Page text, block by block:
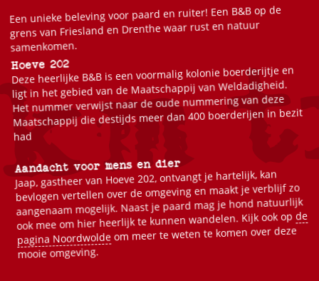
Een unieke beleving voor paard en ruiter! Een B&B op de
grens van Friesland en Drenthe waar rust en natuur
samenkomen.
Hoeve 202
Deze heerlijke B&B is een voormalig kolonie boerderijtje en
ligt in het gebied van de Maatschappij van Weldadigheid.
Het nummer verwijst naar de oude nummering van deze
Maatschappij die destijds meer dan 400 boerderijen in bezit
had
Aandacht voor mens en dier
Jaap, gastheer van Hoeve 202, ontvangt je hartelijk, kan
bevlogen vertellen over de omgeving en maakt je verblijf zo
aangenaam mogelijk. Naast je paard mag je hond natuurlijk
ook mee om hier heerlijk te kunnen wandelen. Kijk ook opde
pagina Noordwoldeom meer te weten te komen over deze
mooie omgeving.